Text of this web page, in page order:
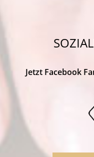
Jetzt Facebook